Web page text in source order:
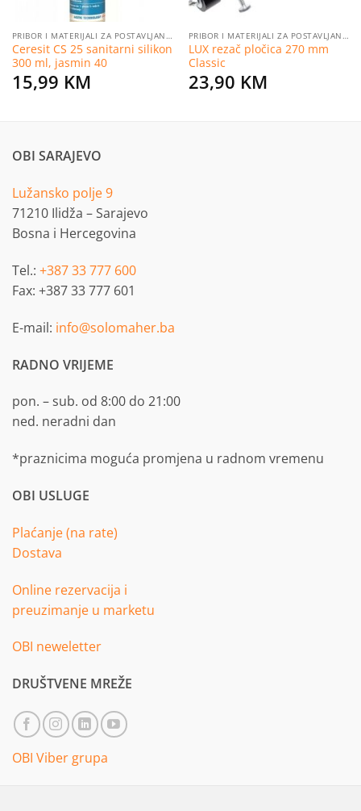
PRIBOR I MATERIJALI ZA POSTAVLJANJE PLOČICA
Ceresit CS 25 sanitarni silikon
300 ml, jasmin 40
15,99 KM
PRIBOR I MATERIJALI ZA POSTAVLJANJE PLOČICA
LUX rezač pločica 270 mm
Classic
23,90 KM
OBI SARAJEVO
Lužansko polje 9
71210 Ilidža – Sarajevo
Bosna i Hercegovina
Tel.: +387 33 777 600
Fax: +387 33 777 601
E-mail: info@solomaher.ba
RADNO VRIJEME
pon. – sub. od 8:00 do 21:00
ned. neradni dan
*praznicima moguća promjena u radnom vremenu
OBI USLUGE
Plaćanje (na rate)
Dostava
Online rezervacija i
preuzimanje u marketu
OBI neweletter
DRUŠTVENE MREŽE
OBI Viber grupa